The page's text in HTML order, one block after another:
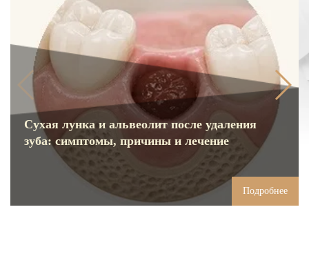
Сухая лунка и альвеолит после удаления
зуба: симптомы, причины и лечение
Подробнее